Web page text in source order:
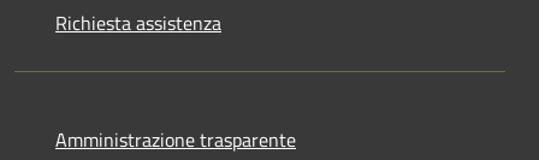
Richiesta assistenza
Amministrazione trasparente